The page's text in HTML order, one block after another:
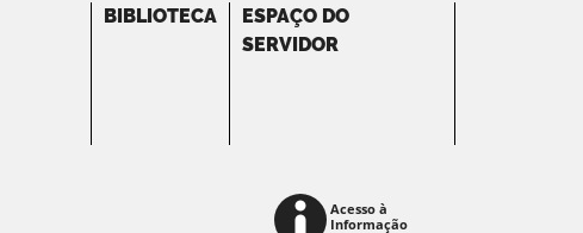
BIBLIOTECA
ESPAÇO DO
SERVIDOR